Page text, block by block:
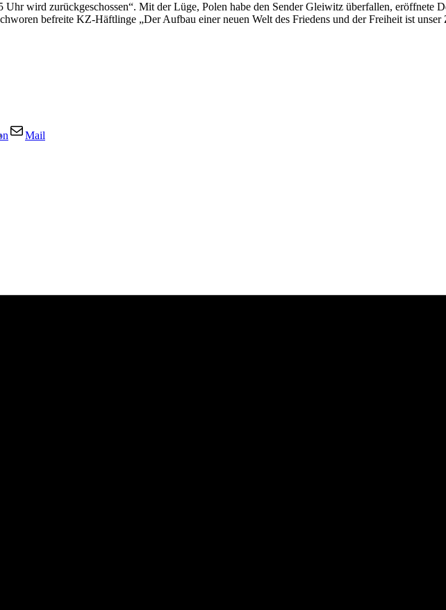
Uhr wird zurückgeschossen“. Mit der Lüge, Polen habe den Sender Gleiwitz überfallen, eröffnete
befreite KZ-Häftlinge „Der Aufbau einer neuen Welt des Friedens und der Freiheit ist unser
Mail